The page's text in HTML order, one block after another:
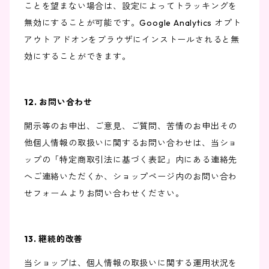
ことを望まない場合は、設定によってトラッキングを
無効にすることが可能です。Google Analytics オプト
アウト アドオンをブラウザにインストールされると無
効にすることができます。
12. お問い合わせ
開示等のお申出、ご意見、ご質問、苦情のお申出その
他個人情報の取扱いに関するお問い合わせは、当ショ
ップの「特定商取引法に基づく表記」内にある連絡先
へご連絡いただくか、ショップページ内のお問い合わ
せフォームよりお問い合わせください。
13. 継続的改善
当ショップは、個人情報の取扱いに関する運用状況を